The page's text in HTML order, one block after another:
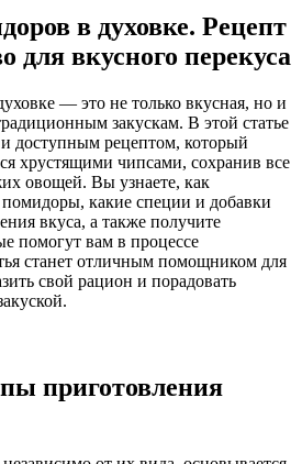
в духовке. Рецепт
для вкусного перекуса
— это не только вкусная, но и
закускам. В этой статье
доступным рецептом, который
хрустящими чипсами, сохранив все
овощей. Вы узнаете, как
какие специи и добавки
вкуса, а также получите
помогут вам в процессе
станет отличным помощником для
свой рацион и порадовать
приготовления